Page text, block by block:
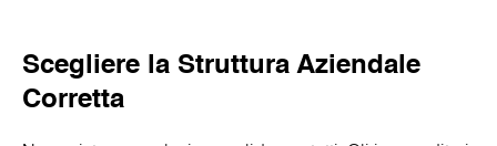
Scegliere la Struttura Aziendale
Corretta